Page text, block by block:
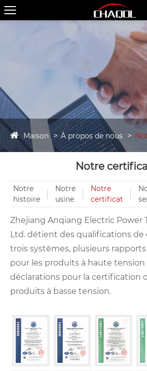
Maison À propos de nous
Notre
Notre
histoire
Notre
usine
Notre
certificat
Zhejiang Anqiang Electric Power
Ltd. détient des qualifications
trois systèmes, plusieurs
pour les produits à haute
déclarations pour la certification
produits à basse tension.